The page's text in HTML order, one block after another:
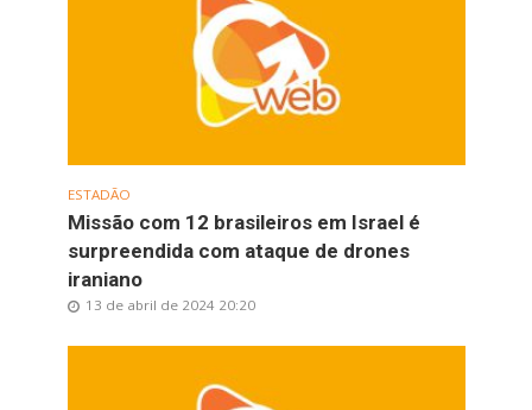
ESTADÃO
Missão com 12 brasileiros em Israel é
surpreendida com ataque de drones
iraniano
13 de abril de 2024 20:20